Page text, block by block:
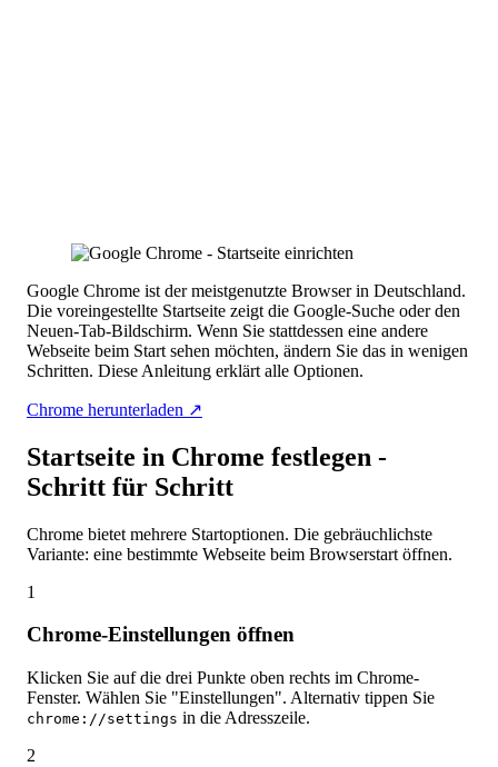
Google Chrome ist der meistgenutzte Browser in Deutschland.
Die voreingestellte Startseite zeigt die Google-Suche oder den
Neuen-Tab-Bildschirm. Wenn Sie stattdessen eine andere
Webseite beim Start sehen möchten, ändern Sie das in wenigen
Schritten. Diese Anleitung erklärt alle Optionen.
Chrome herunterladen ↗
Startseite in Chrome festlegen -
Schritt für Schritt
Chrome bietet mehrere Startoptionen. Die gebräuchlichste
Variante: eine bestimmte Webseite beim Browserstart öffnen.
1
Chrome-Einstellungen öffnen
Klicken Sie auf die drei Punkte oben rechts im Chrome-
Fenster. Wählen Sie "Einstellungen". Alternativ tippen Sie
chrome://settings in die Adresszeile.
2